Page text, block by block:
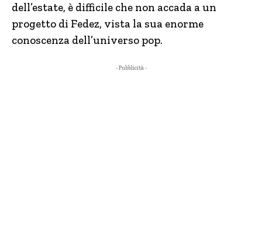
dell’estate, è difficile che non accada a un
progetto di Fedez, vista la sua enorme
conoscenza dell’universo pop.
- Pubblicità -